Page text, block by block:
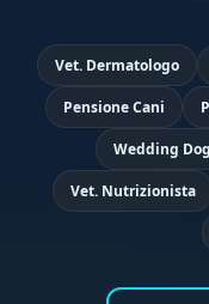
Vet. Dermatologo
Pensione Cani
Wedding
Vet. Nutrizionista